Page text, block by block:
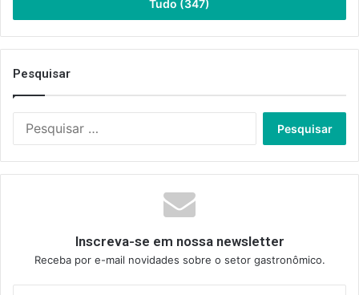
Tudo (347)
Pesquisar
Inscreva-se em nossa newsletter
Receba por e-mail novidades sobre o setor gastronômico.